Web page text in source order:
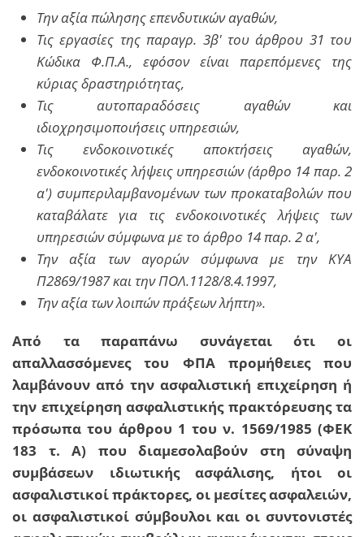
Την αξία πώλησης επενδυτικών αγαθών,
Τις εργασίες της παραγρ. 3β' του άρθρου 31 του
Κώδικα Φ.Π.Α., εφόσον είναι παρεπόμενες της
κύριας δραστηριότητας,
Τις αυτοπαραδόσεις αγαθών και
ιδιοχρησιμοποιήσεις υπηρεσιών,
Τις ενδοκοινοτικές αποκτήσεις αγαθών,
ενδοκοινοτικές λήψεις υπηρεσιών (άρθρο 14 παρ. 2
α') συμπεριλαμβανομένων των προκαταβολών που
καταβάλατε για τις ενδοκοινοτικές λήψεις των
υπηρεσιών σύμφωνα με το άρθρο 14 παρ. 2 α',
Την αξία των αγορών σύμφωνα με την ΚΥΑ
Π2869/1987 και την ΠΟΛ.1128/8.4.1997,
Την αξία των λοιπών πράξεων λήπτη».
Από τα παραπάνω συνάγεται ότι οι
απαλλασσόμενες του ΦΠΑ προμήθειες που
λαμβάνουν από την ασφαλιστική επιχείρηση ή
την επιχείρηση ασφαλιστικής πρακτόρευσης τα
πρόσωπα του άρθρου 1 του ν. 1569/1985 (ΦΕΚ
183 τ. Α) που διαμεσολαβούν στη σύναψη
συμβάσεων ιδιωτικής ασφάλισης, ήτοι οι
ασφαλιστικοί πράκτορες, οι μεσίτες ασφαλειών,
οι ασφαλιστικοί σύμβουλοι και οι συντονιστές